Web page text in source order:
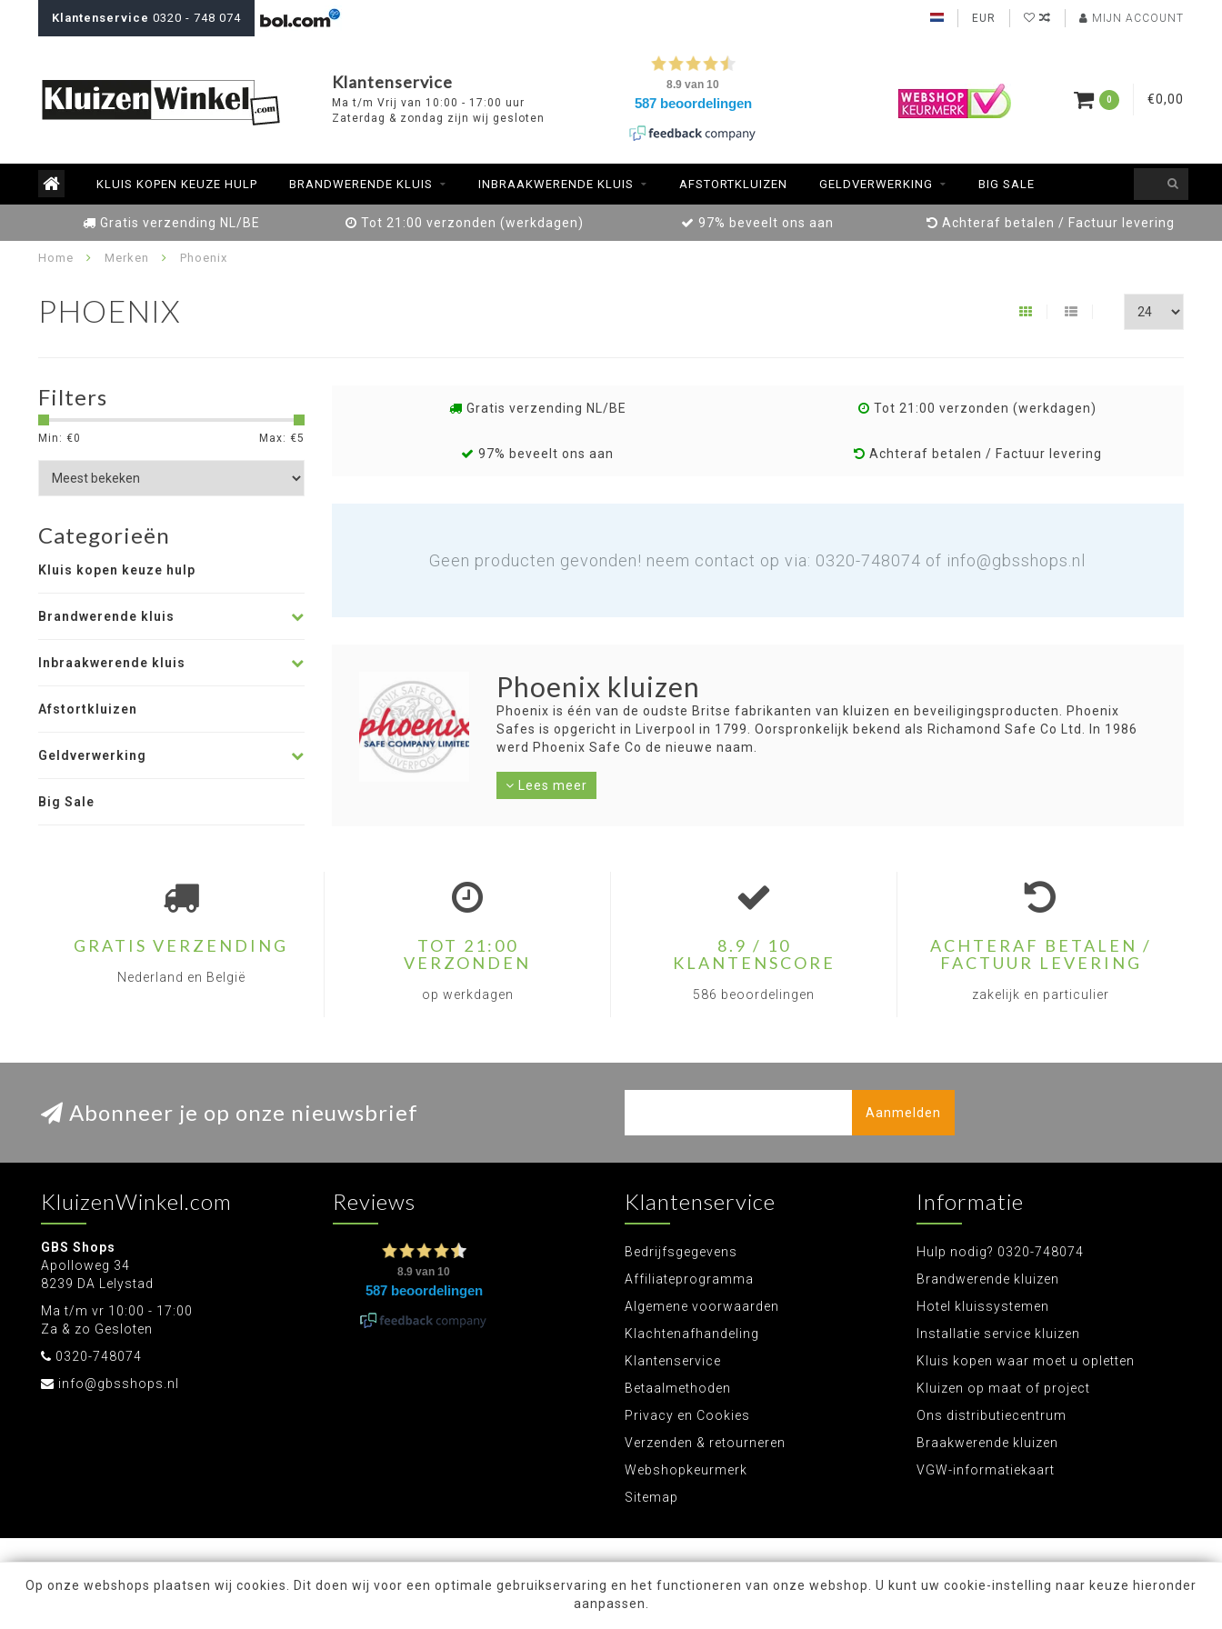
Klantenservice 0320 - 748 074 EUR MIJN ACCOUNT
Klantenservice
Ma t/m Vrij van 10:00 - 17:00 uur
Zaterdag & zondag zijn wij gesloten
0 €0,00
KLUIS KOPEN KEUZE HULP BRANDWERENDE KLUIS INBRAAKWERENDE KLUIS AFSTORTKLUIZEN GELDVERWERKING BIG SALE
Gratis verzending NL/BE Tot 21:00 verzonden (werkdagen) 97% beveelt ons aan Achteraf betalen / Factuur levering
Home Merken Phoenix
PHOENIX
Filters
Min: €0 Max: €5
Categorieën
Kluis kopen keuze hulp
Brandwerende kluis
Inbraakwerende kluis
Afstortkluizen
Geldverwerking
Big Sale
Gratis verzending NL/BE Tot 21:00 verzonden (werkdagen)
97% beveelt ons aan Achteraf betalen / Factuur levering
Geen producten gevonden! neem contact op via: 0320-748074 of info@gbsshops.nl
Phoenix kluizen
Phoenix is één van de oudste Britse fabrikanten van kluizen en beveiligingsproducten. Phoenix
Safes is opgericht in Liverpool in 1799. Oorspronkelijk bekend als Richamond Safe Co Ltd. In 1986
werd Phoenix Safe Co de nieuwe naam.
Bij kijk onze Phoenix kluizen:
Lees meer
GRATIS VERZENDING
Nederland en België
TOT 21:00
VERZONDEN
op werkdagen
8.9 / 10
KLANTENSCORE
586 beoordelingen
ACHTERAF BETALEN /
FACTUUR LEVERING
zakelijk en particulier
Abonneer je op onze nieuwsbrief Aanmelden
KluizenWinkel.com
GBS Shops
Apolloweg 34
8239 DA Lelystad
Ma t/m vr 10:00 - 17:00
Za & zo Gesloten
0320-748074
info@gbsshops.nl
Reviews Klantenservice
Bedrijfsgegevens
Affiliateprogramma
Algemene voorwaarden
Klachtenafhandeling
Klantenservice
Betaalmethoden
Privacy en Cookies
Verzenden & retourneren
Webshopkeurmerk
Sitemap
Informatie
Hulp nodig? 0320-748074
Brandwerende kluizen
Hotel kluissystemen
Installatie service kluizen
Kluis kopen waar moet u opletten
Kluizen op maat of project
Ons distributiecentrum
Braakwerende kluizen
VGW-informatiekaart
Op onze webshops plaatsen wij cookies. Dit doen wij voor een optimale gebruikservaring en het functioneren van onze webshop. U kunt uw cookie-instelling naar keuze hieronder
aanpassen.